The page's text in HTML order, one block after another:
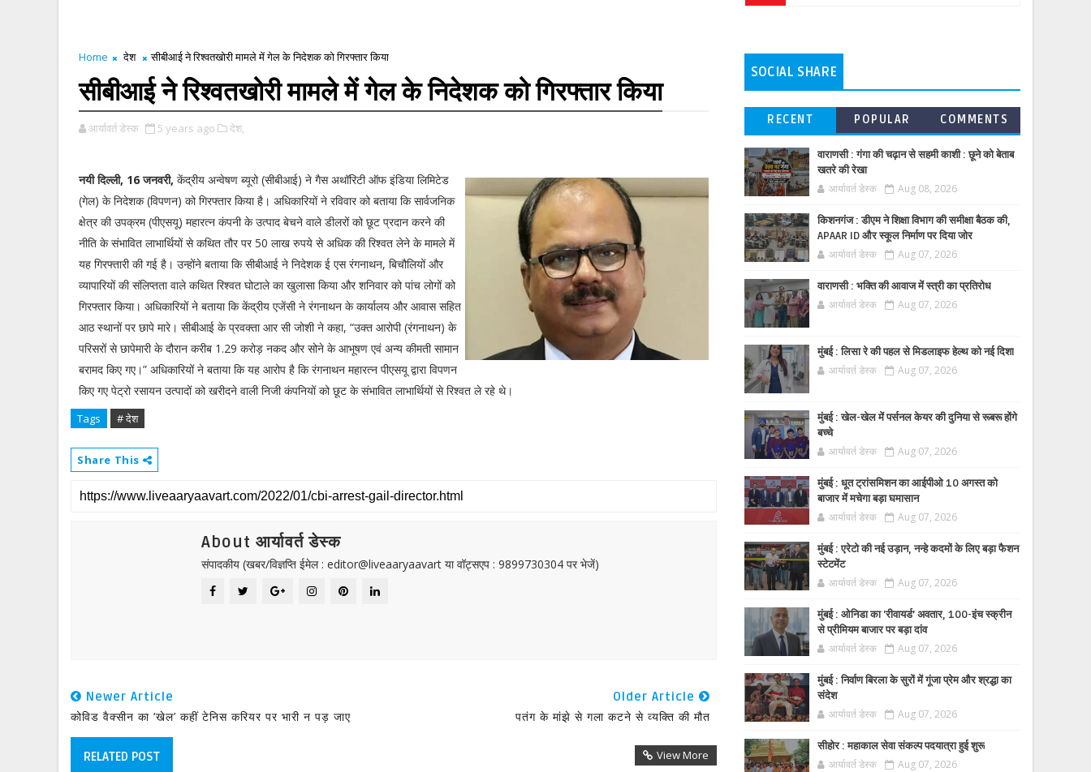
Home देश सीबीआई ने रिश्वतखोरी मामले में गेल के निदेशक को गिरफ्तार किया
सीबीआई ने रिश्वतखोरी मामले में गेल के निदेशक को गिरफ्तार किया
आर्यावर्त डेस्क 5 years ago देश,
नयी दिल्ली, 16 जनवरी, केंद्रीय अन्वेषण ब्यूरो (सीबीआई) ने गैस अथॉरिटी ऑफ इंडिया लिमिटेड
(गेल) के निदेशक (विपणन) को गिरफ्तार किया है। अधिकारियों ने रविवार को बताया कि सार्वजनिक
क्षेत्र की उपक्रम (पीएसयू) महारत्न कंपनी के उत्पाद बेचने वाले डीलरों को छूट प्रदान करने की
नीति के संभावित लाभार्थियों से कथित तौर पर 50 लाख रुपये से अधिक की रिश्वत लेने के मामले में
यह गिरफ्तारी की गई है। उन्होंने बताया कि सीबीआई ने निदेशक ई एस रंगनाथन, बिचौलियों और
व्यापारियों की संलिप्तता वाले कथित रिश्वत घोटाले का खुलासा किया और शनिवार को पांच लोगों को
गिरफ्तार किया। अधिकारियों ने बताया कि केंद्रीय एजेंसी ने रंगनाथन के कार्यालय और आवास सहित
आठ स्थानों पर छापे मारे। सीबीआई के प्रवक्ता आर सी जोशी ने कहा, “उक्त आरोपी (रंगनाथन) के
परिसरों से छापेमारी के दौरान करीब 1.29 करोड़ नकद और सोने के आभूषण एवं अन्य कीमती सामान
बरामद किए गए।” अधिकारियों ने बताया कि यह आरोप है कि रंगनाथन महारत्न पीएसयू द्वारा विपणन
किए गए पेट्रो रसायन उत्पादों को खरीदने वाली निजी कंपनियों को छूट के संभावित लाभार्थियों से रिश्वत ले रहे थे।
Tags # देश
Share This
About आर्यावर्त डेस्क
संपादकीय (खबर/विज्ञप्ति ईमेल : editor@liveaaryaavart या वॉट्सएप : 9899730304 पर भेजें)
Newer Article
कोविड वैक्सीन का ‘खेल’ कहीं टेनिस करियर पर भारी न पड़ जाए
Older Article
पतंग के मांझे से गला कटने से व्यक्ति की मौत
RELATED POST View More
SOCIAL SHARE
RECENT POPULAR COMMENTS
वाराणसी : गंगा की चढ़ान से सहमी काशी : छूने को बेताब
खतरे की रेखा
आर्यावर्त डेस्क Aug 08, 2026
किशनगंज : डीएम ने शिक्षा विभाग की समीक्षा बैठक की,
APAAR ID और स्कूल निर्माण पर दिया जोर
आर्यावर्त डेस्क Aug 07, 2026
वाराणसी : भक्ति की आवाज में स्त्री का प्रतिरोध
आर्यावर्त डेस्क Aug 07, 2026
मुंबई : लिसा रे की पहल से मिडलाइफ हेल्थ को नई दिशा
आर्यावर्त डेस्क Aug 07, 2026
मुंबई : खेल-खेल में पर्सनल केयर की दुनिया से रूबरू होंगे
बच्चे
आर्यावर्त डेस्क Aug 07, 2026
मुंबई : धूत ट्रांसमिशन का आईपीओ 10 अगस्त को
बाजार में मचेगा बड़ा घमासान
आर्यावर्त डेस्क Aug 07, 2026
मुंबई : एरेटो की नई उड़ान, नन्हे कदमों के लिए बड़ा फैशन
स्टेटमेंट
आर्यावर्त डेस्क Aug 07, 2026
मुंबई : ओनिडा का 'रीवायर्ड’ अवतार, 100-इंच स्क्रीन
से प्रीमियम बाजार पर बड़ा दांव
आर्यावर्त डेस्क Aug 07, 2026
मुंबई : निर्वाण बिरला के सुरों में गूंजा प्रेम और श्रद्धा का
संदेश
आर्यावर्त डेस्क Aug 07, 2026
सीहोर : महाकाल सेवा संकल्प पदयात्रा हुई शुरू
आर्यावर्त डेस्क Aug 07, 2026